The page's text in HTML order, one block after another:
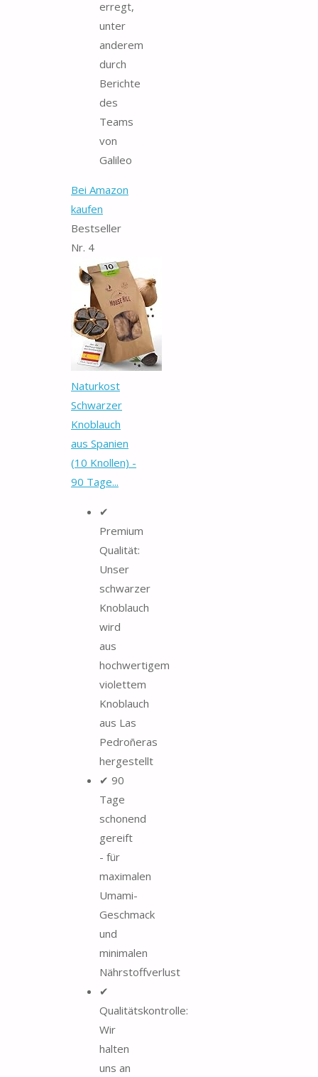
erregt,
unter
anderem
durch
Berichte
des
Teams
von
Galileo
Bei Amazon
kaufen
Bestseller
Nr. 4
Naturkost
Schwarzer
Knoblauch
aus Spanien
(10 Knollen) -
90 Tage...
✔
Premium
Qualität:
Unser
schwarzer
Knoblauch
wird
aus
hochwertigem
violettem
Knoblauch
aus Las
Pedroñeras
hergestellt
✔ 90
Tage
schonend
gereift
- für
maximalen
Umami-
Geschmack
und
minimalen
Nährstoffverlust
✔
Qualitätskontrolle:
Wir
halten
uns an